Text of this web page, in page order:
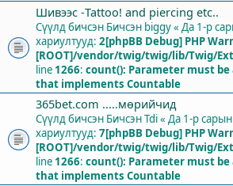
Шивээс -Tattoo! and piercing etc..
Сүүлд бичсэн Бичсэн biggy« Да 1-р
хариултууд: 2[phpBB Debug] PHP
[ROOT]/vendor/twig/twig/lib/Twig/
line 1266: count(): Parameter must
that implements Countable
365bet.com .....мөрийчид
Сүүлд бичсэн БичсэнTdi« Да 1-р
хариултууд: 7[phpBB Debug] PHP
[ROOT]/vendor/twig/twig/lib/Twig/
line 1266: count(): Parameter must
that implements Countable